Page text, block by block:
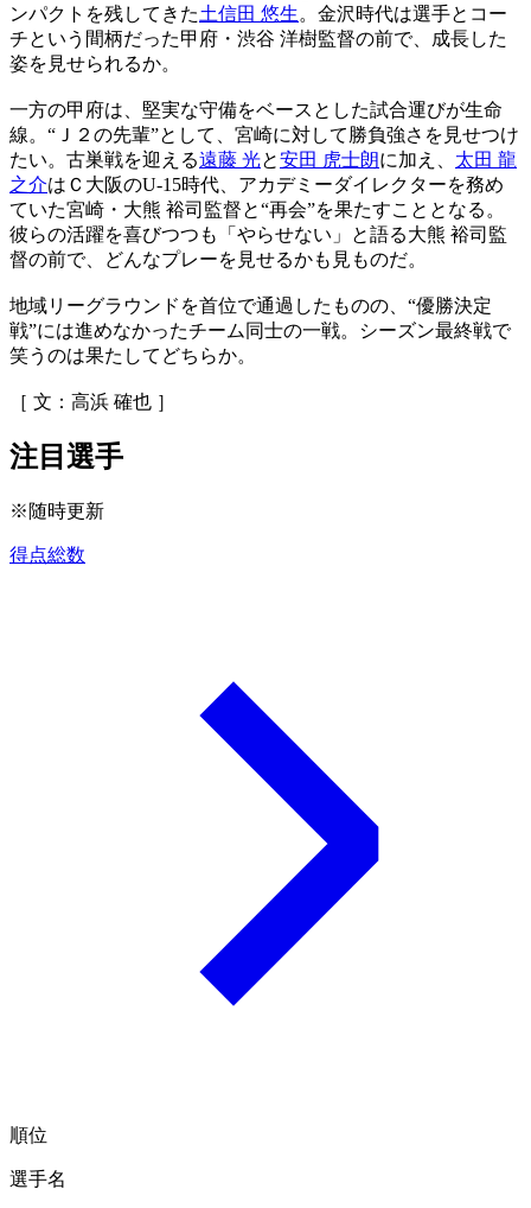
ンパクトを残してきた土信田 悠生。金沢時代は選手とコー
チという間柄だった甲府・渋谷 洋樹監督の前で、成長した
姿を見せられるか。
一方の甲府は、堅実な守備をベースとした試合運びが生命
線。“Ｊ２の先輩”として、宮崎に対して勝負強さを見せつけ
たい。古巣戦を迎える遠藤 光と安田 虎士朗に加え、 太田 龍
之介はＣ大阪のU-15時代、アカデミーダイレクターを務め
ていた宮崎・大熊 裕司監督と“再会”を果たすこととなる。
彼らの活躍を喜びつつも「やらせない」と語る大熊 裕司監
督の前で、どんなプレーを見せるかも見ものだ。
地域リーグラウンドを首位で通過したものの、“優勝決定
戦”には進めなかったチーム同士の一戦。シーズン最終戦で
笑うのは果たしてどちらか。
［ 文：高浜 確也 ］
注目選手
※随時更新
得点総数
順位
選手名